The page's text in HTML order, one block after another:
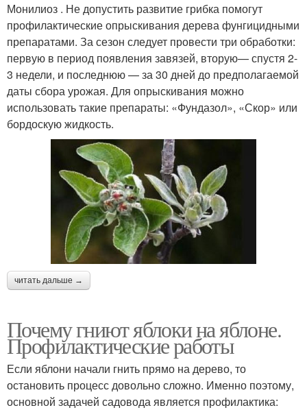
Монилиоз . Не допустить развитие грибка помогут
профилактические опрыскивания дерева фунгицидными
препаратами. За сезон следует провести три обработки:
первую в период появления завязей, вторую— спустя 2-
3 недели, и последнюю — за 30 дней до предполагаемой
даты сбора урожая. Для опрыскивания можно
использовать такие препараты: «Фундазол», «Скор» или
бордоскую жидкость.
читать дальше →
Почему гниют яблоки на яблоне.
Профилактические работы
Если яблони начали гнить прямо на дерево, то
остановить процесс довольно сложно. Именно поэтому,
основной задачей садовода является профилактика: